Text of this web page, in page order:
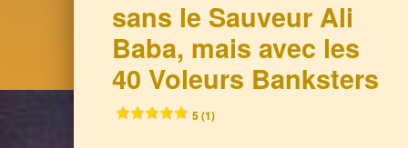
sans le Sauveur Ali
Baba, mais avec les
40 Voleurs Banksters
5 (1)